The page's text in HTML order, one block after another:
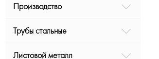
Производство
Трубы стальные
Листовой металл